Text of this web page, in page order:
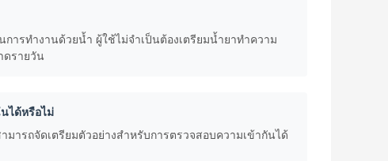
ารทำงานด้วยน้ำ ผู้ใช้ไม่จำเป็นต้องเตรียมน้ำยาทำความ
ดรายวัน
ได้หรือไม่
ารถจัดเตรียมตัวอย่างสำหรับการตรวจสอบความเข้ากันได้